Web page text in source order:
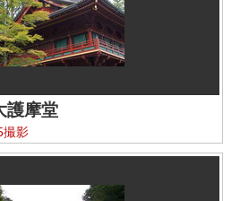
護摩堂
撮影